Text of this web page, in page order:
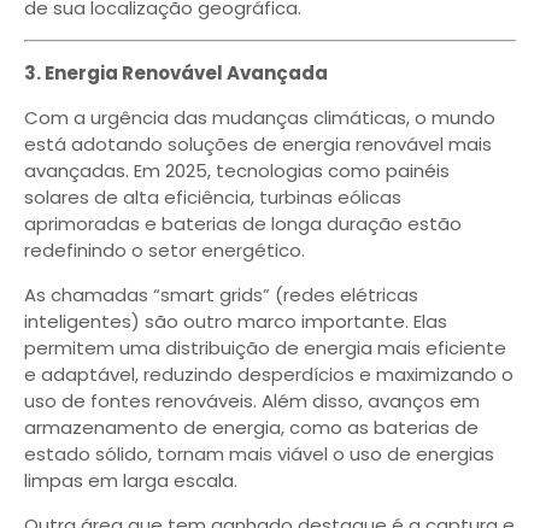
de sua localização geográfica.
3. Energia Renovável Avançada
Com a urgência das mudanças climáticas, o mundo
está adotando soluções de energia renovável mais
avançadas. Em 2025, tecnologias como painéis
solares de alta eficiência, turbinas eólicas
aprimoradas e baterias de longa duração estão
redefinindo o setor energético.
As chamadas “smart grids” (redes elétricas
inteligentes) são outro marco importante. Elas
permitem uma distribuição de energia mais eficiente
e adaptável, reduzindo desperdícios e maximizando o
uso de fontes renováveis. Além disso, avanços em
armazenamento de energia, como as baterias de
estado sólido, tornam mais viável o uso de energias
limpas em larga escala.